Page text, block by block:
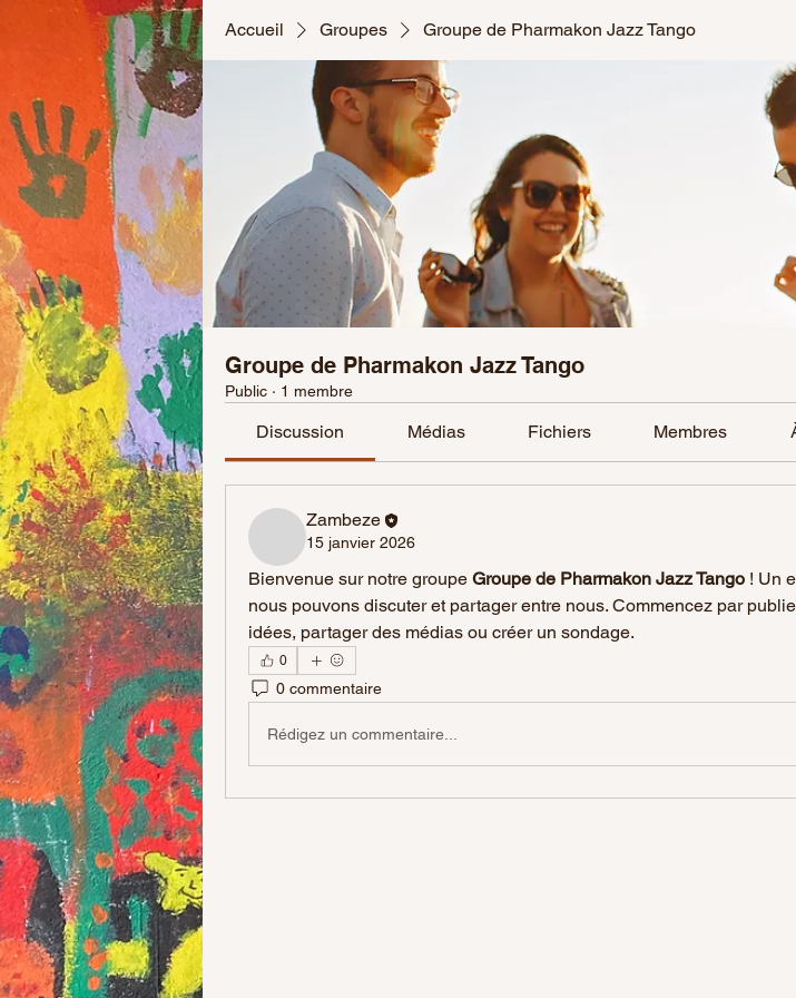
Accueil Groupes Groupe de Pharmakon Jazz Tango
Groupe de Pharmakon Jazz Tango
Public · 1 membre
Discussion Médias Fichiers Membres
Zambeze
15 janvier 2026
Bienvenue sur notre groupe Groupe de Pharmakon Jazz Tango ! Un
nous pouvons discuter et partager entre nous. Commencez par
idées, partager des médias ou créer un sondage.
0
0 commentaire
Rédigez un commentaire...